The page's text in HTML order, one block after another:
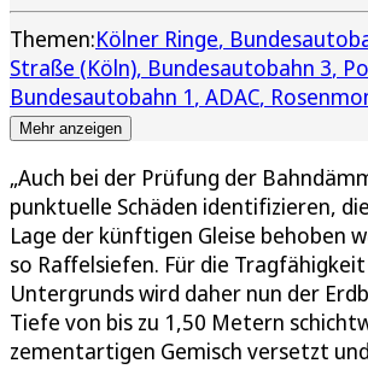
Themen:Kölner Ringe
Straße (Köln) Bundesautobahn 3
Bundesautobahn 1 ADAC
Mehr anzeigen
„Auch bei der Prüfung der
punktuelle Schäden identifizieren,
Lage der künftigen Gleise behoben
so Raffelsiefen. Für die
Untergrunds wird daher nun der
Tiefe von bis zu 1,50 Metern
zementartigen Gemisch versetzt